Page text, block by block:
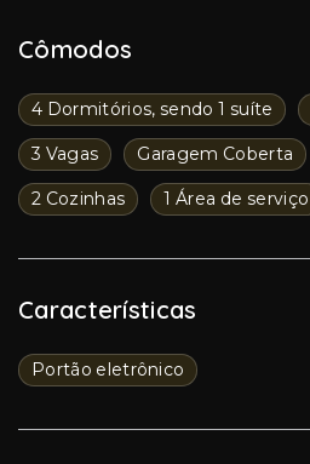
Cômodos
4 Dormitórios, sendo 1 suíte
3 Vagas Garagem Coberta
2 Cozinhas 1 Área de serviço
Características
Portão eletrônico